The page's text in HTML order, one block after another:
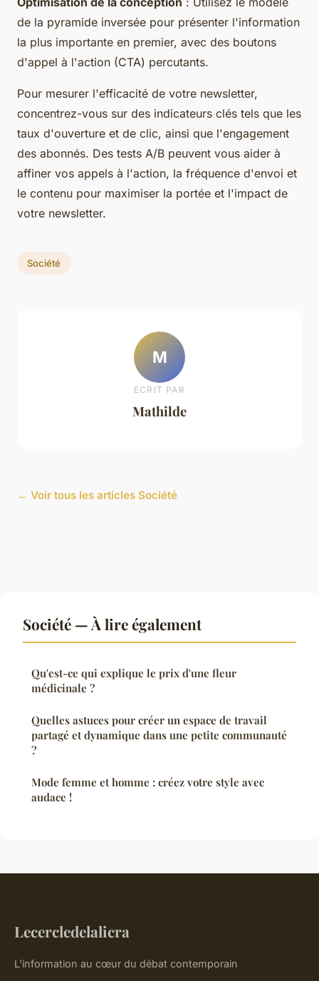
de la pyramide inversée pour présenter l'information
la plus importante en premier, avec des boutons
d'appel à l'action (CTA) percutants.
Pour mesurer l'efficacité de votre newsletter,
concentrez-vous sur des indicateurs clés tels que les
taux d'ouverture et de clic, ainsi que l'engagement
des abonnés. Des tests A/B peuvent vous aider à
affiner vos appels à l'action, la fréquence d'envoi et
le contenu pour maximiser la portée et l'impact de
votre newsletter.
Société
M
ECRIT PAR
Mathilde
← Voir tous les articles Société
Société — À lire également
Qu'est-ce qui explique le prix d'une fleur
médicinale ?
Quelles astuces pour créer un espace de travail
partagé et dynamique dans une petite communauté
?
Mode femme et homme : créez votre style avec
audace !
Lecercledelalicra
L'information au cœur du débat contemporain